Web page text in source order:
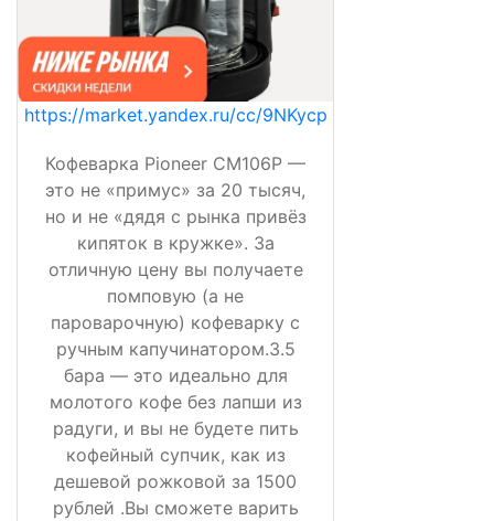
https://market.yandex.ru/cc/9NKycp
Кофеварка Pioneer CM106P —
это не «примус» за 20 тысяч,
но и не «дядя с рынка привёз
кипяток в кружке». За
отличную цену вы получаете
помповую (а не
пароварочную) кофеварку с
ручным капучинатором.3.5
бара — это идеально для
молотого кофе без лапши из
радуги, и вы не будете пить
кофейный супчик, как из
дешевой рожковой за 1500
рублей .Вы сможете варить